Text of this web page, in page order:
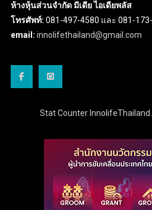
ห้างหุ้นส่วนจำกัด มีเดีย ไอเดียพลัส
โทรศัพท์: 081-497-4580 และ 081-
email: innolifethailand@gmail.com
Stat Counter